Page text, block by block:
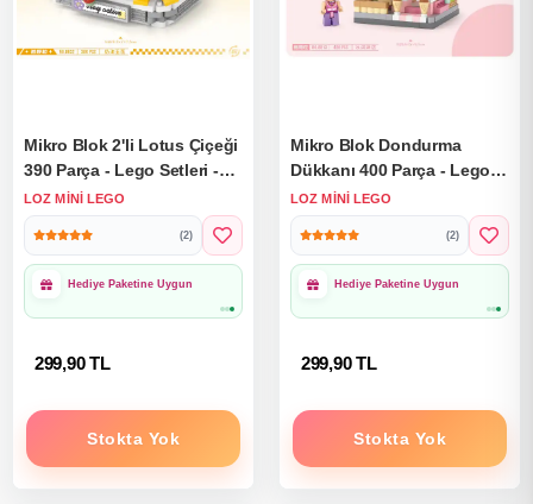
Mikro Blok 2'li Lotus Çiçeği
390 Parça - Lego Setleri -
Loz Mini Lego - Çiçek Lego
- Loz Lego - Mikro Bloklar
LOZ MINI LEGO
(2)
1000₺ Üzeri Ücretsiz
Kargo
299,90 TL
Stokta Yok
Mikro Blok Dondurma
Dükkanı 400 Parça - Lego
Setleri - Loz Mini Lego -
Şehir Lego - Loz Lego -
Mikro Bloklar
LOZ MINI LEGO
(2)
1000₺ Üzeri Ücretsiz
Kargo
299,90 TL
Stokta Yok